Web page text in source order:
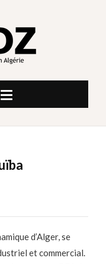
d’Alger, se
et commercial.